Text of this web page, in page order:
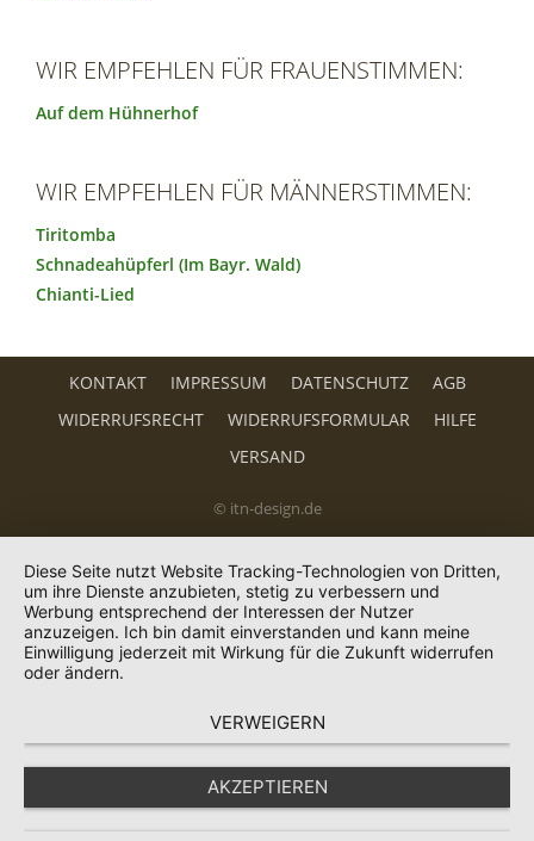
WIR EMPFEHLEN FÜR FRAUENSTIMMEN:
Auf dem Hühnerhof
WIR EMPFEHLEN FÜR MÄNNERSTIMMEN:
Tiritomba
Schnadeahüpferl (Im Bayr. Wald)
Chianti-Lied
KONTAKT IMPRESSUM DATENSCHUTZ
AGB
WIDERRUFSRECHT
WIDERRUFSFORMULAR
HILFE
VERSAND
© itn-design.de
Diese Seite nutzt Website Tracking-Technologien von Dritten,
um ihre Dienste anzubieten, stetig zu verbessern und
Werbung entsprechend der Interessen der Nutzer
anzuzeigen. Ich bin damit einverstanden und kann meine
Einwilligung jederzeit mit Wirkung für die Zukunft widerrufen
oder ändern.
VERWEIGERN
AKZEPTIEREN